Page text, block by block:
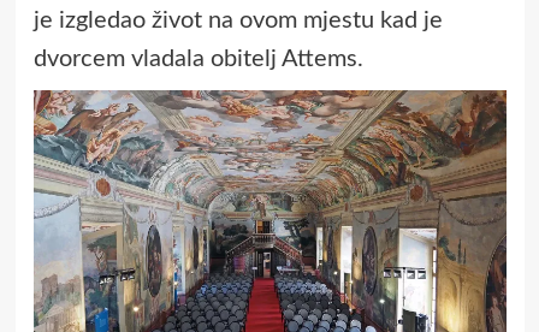
je izgledao život na ovom mjestu kad je
dvorcem vladala obitelj Attems.